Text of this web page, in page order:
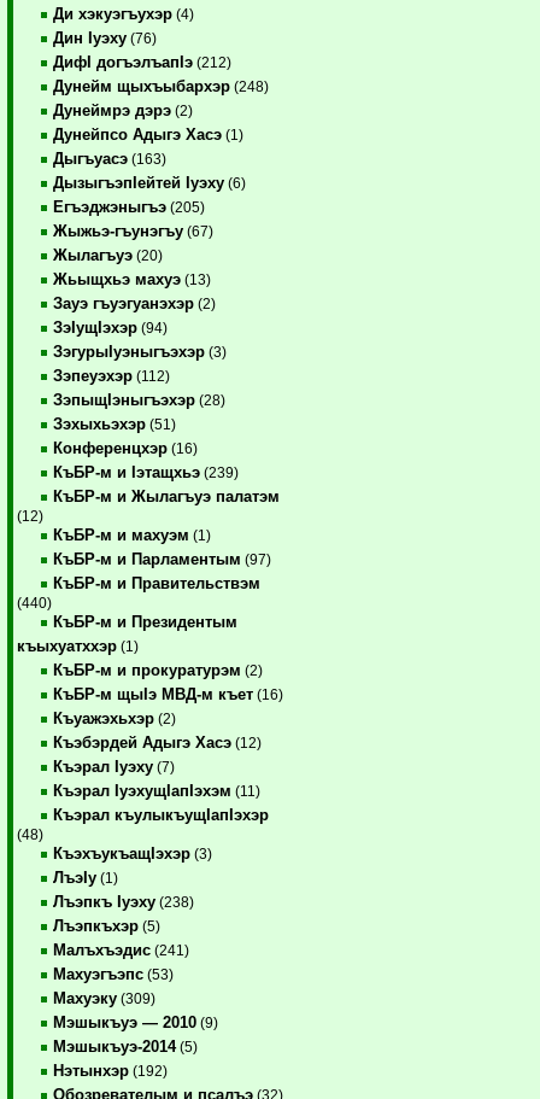
Ди хэкуэгъухэр (4)
Дин Iуэху (76)
ДифI догъэлъапIэ (212)
Дунейм щыхъыбархэр (248)
Дунеймрэ дэрэ (2)
Дунейпсо Адыгэ Хасэ (1)
Дыгъуасэ (163)
ДызыгъэпIейтей Iуэху (6)
Егъэджэныгъэ (205)
Жыжьэ-гъунэгъу (67)
Жылагъуэ (20)
Жьыщхьэ махуэ (13)
Зауэ гъуэгуанэхэр (2)
ЗэIущIэхэр (94)
ЗэгурыIуэныгъэхэр (3)
Зэпеуэхэр (112)
ЗэпыщIэныгъэхэр (28)
Зэхыхьэхэр (51)
Конференцхэр (16)
КъБР-м и Iэтащхьэ (239)
КъБР-м и Жылагъуэ палатэм
(12)
КъБР-м и махуэм (1)
КъБР-м и Парламентым (97)
КъБР-м и Правительствэм
(440)
КъБР-м и Президентым
къыхуатххэр (1)
КъБР-м и прокуратурэм (2)
КъБР-м щыIэ МВД-м къет (16)
Къуажэхьхэр (2)
Къэбэрдей Адыгэ Хасэ (12)
Къэрал Iуэху (7)
Къэрал IуэхущIапIэхэм (11)
Къэрал къулыкъущIапIэхэр
(48)
КъэхъукъащIэхэр (3)
ЛъэIу (1)
Лъэпкъ Iуэху (238)
Лъэпкъхэр (5)
Малъхъэдис (241)
Махуэгъэпс (53)
Махуэку (309)
Мэшыкъуэ — 2010 (9)
Мэшыкъуэ-2014(5)
Нэтынхэр (192)
Обозревателым и псалъэ (32)